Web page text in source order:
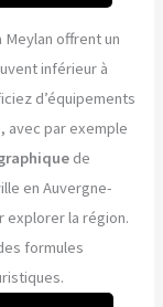
offrent un
inférieur à
d’équipements
avec par exemple
de
en Auvergne-
explorer la région.
formules